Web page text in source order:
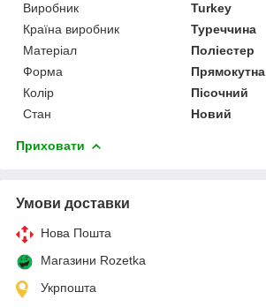
Виробник
Turkey
Країна виробник
Туреччина
Матеріал
Поліестер
Форма
Прямокутна
Колір
Пісочний
Стан
Новий
Приховати
Умови доставки
Нова Пошта
Магазини Rozetka
Укрпошта